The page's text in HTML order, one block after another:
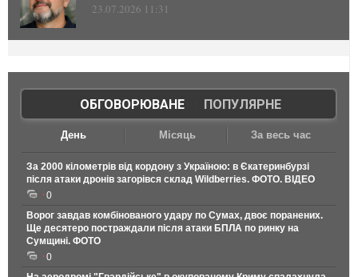
23.07.2026 11:31
ОБГОВОРЮВАНЕ| ПОПУЛЯРНЕ
День Місяць За весь час
За 2000 кілометрів від кордону з Україною: в Єкатеринбурзі
після атаки дронів загорівся склад Wildberries. ФОТО. ВІДЕО
0
Ворог завдав комбінованого удару по Сумах, двоє поранених.
Ще десятеро постраждали після атаки БПЛА по ринку на
Сумщині. ФОТО
0